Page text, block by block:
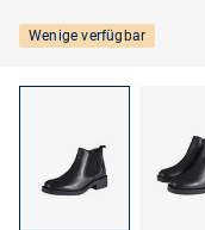
Wenige verfügbar